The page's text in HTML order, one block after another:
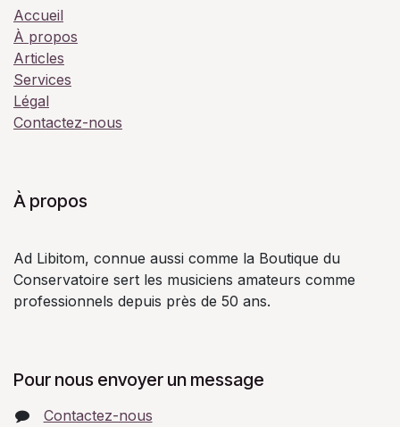
Accueil
À propos
Articles
Services
Légal
Contactez-nous
À propos
Ad Libitom, connue aussi comme la Boutique du
Conservatoire sert les musiciens amateurs comme
professionnels depuis près de 50 ans.
Pour nous envoyer un message
Contactez-nous